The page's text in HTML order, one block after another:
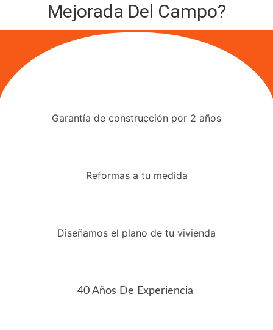
Mejorada Del Campo?
Garantía de construcción por 2 años
Reformas a tu medida
Diseñamos el plano de tu vivienda
40 Años De Experiencia